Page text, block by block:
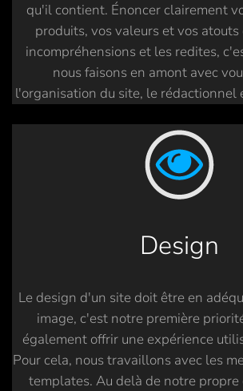
qu'il contient. Énoncer clairement
produits, vos valeurs et vos
incompréhensions et les redites,
nous faisons en amont avec
l'organisation du site, le rédactionnel
Design
Le design d'un site doit être en
image, c'est notre première
également offrir une expérience
Pour cela, nous travaillons avec les
templates. Au delà de notre